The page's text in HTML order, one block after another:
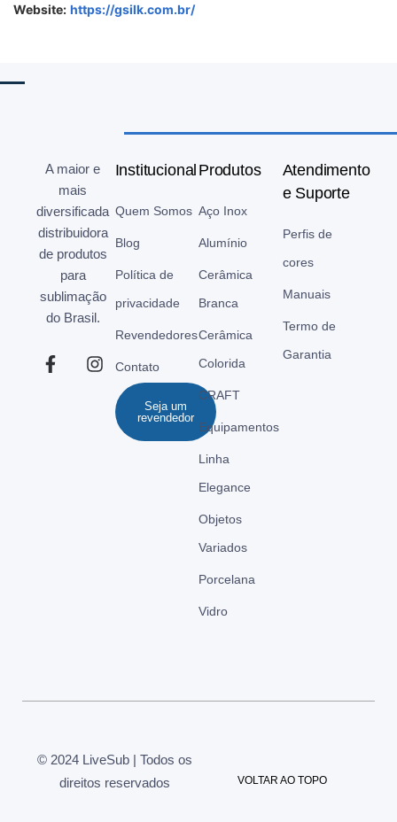
Website: https://gsilk.com.br/
A maior e
mais
diversificada
distribuidora
de produtos
para
sublimação
do Brasil.
Institucional
Quem Somos
Blog
Política de
privacidade
Revendedores
Contato
Seja um
revendedor
Produtos
Aço Inox
Alumínio
Cerâmica
Branca
Cerâmica
Colorida
CRAFT
Equipamentos
Linha
Elegance
Objetos
Variados
Porcelana
Vidro
Atendimento
e Suporte
Perfis de
cores
Manuais
Termo de
Garantia
© 2024 LiveSub | Todos os
direitos reservados
VOLTAR AO TOPO